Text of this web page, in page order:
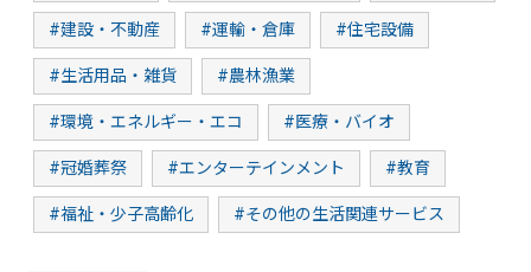
#建設・不動産 #運輸・倉庫 #住宅設備
#生活用品・雑貨 #農林漁業
#環境・エネルギー・エコ #医療・バイオ
#冠婚葬祭 #エンターテインメント #教育
#福祉・少子高齢化 #その他の生活関連サービス